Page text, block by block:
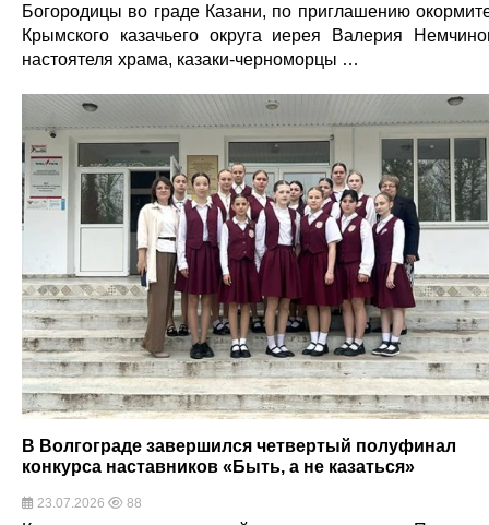
Богородицы во граде Казани, по приглашению
Крымского казачьего округа иерея Валерия
настоятеля храма, казаки-черноморцы …
В Волгограде завершился четвертый полуфинал
конкурса наставников «Быть, а не казаться»
23.07.2026 88